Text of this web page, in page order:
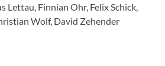
Lettau, Finnian Ohr, Felix Schick,
Wolf, David Zehender